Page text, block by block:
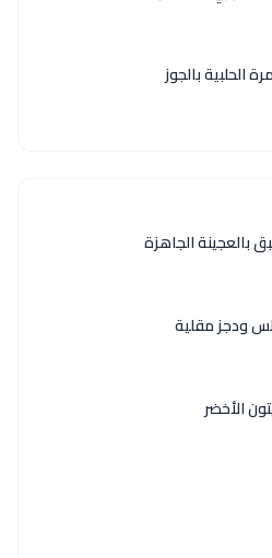
الحلبية بالجوز
بالعجينة الجاهزة
ودجز مقلية
الأخضر